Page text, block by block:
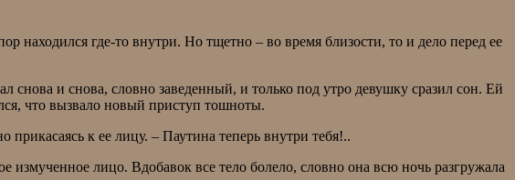
находился где-то внутри. Но тщетно – во время близости, то и дело перед ее
и снова, словно заведенный, и только под утро девушку сразил сон. Ей
что вызвало новый приступ тошноты.
к ее лицу. – Паутина теперь внутри тебя!..
измученное лицо. Вдобавок все тело болело, словно она всю ночь разгружала